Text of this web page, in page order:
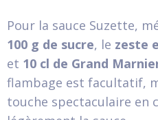
Pour la sauce Suzette,
100 g de sucre, le zeste
et 10 cl de Grand
flambage est facultatif,
touche spectaculaire en